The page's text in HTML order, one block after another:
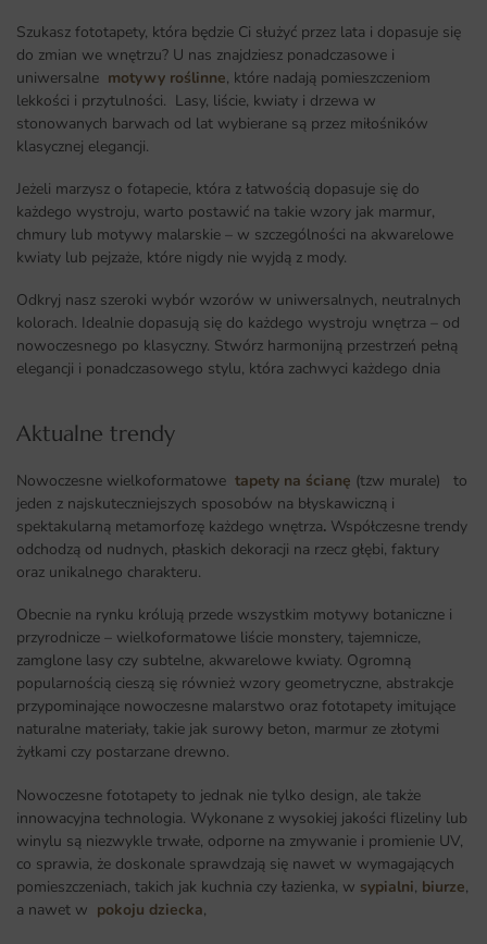
Szukasz fototapety, która będzie Ci służyć przez lata i dopasuje się
do zmian we wnętrzu? U nas znajdziesz ponadczasowe i
uniwersalne motywy roślinne, które nadają pomieszczeniom
lekkości i przytulności. Lasy, liście, kwiaty i drzewa w
stonowanych barwach od lat wybierane są przez miłośników
klasycznej elegancji.
Jeżeli marzysz o fotapecie, która z łatwością dopasuje się do
każdego wystroju, warto postawić na takie wzory jak marmur,
chmury lub motywy malarskie – w szczególności na akwarelowe
kwiaty lub pejzaże, które nigdy nie wyjdą z mody.
Odkryj nasz szeroki wybór wzorów w uniwersalnych, neutralnych
kolorach. Idealnie dopasują się do każdego wystroju wnętrza – od
nowoczesnego po klasyczny. Stwórz harmonijną przestrzeń pełną
elegancji i ponadczasowego stylu, która zachwyci każdego dnia
Aktualne trendy​
Nowoczesne wielkoformatowe tapety na ścianę (tzw murale) to
jeden z najskuteczniejszych sposobów na błyskawiczną i
spektakularną metamorfozę każdego wnętrza. Współczesne trendy
odchodzą od nudnych, płaskich dekoracji na rzecz głębi, faktury
oraz unikalnego charakteru.
Obecnie na rynku królują przede wszystkim motywy botaniczne i
przyrodnicze – wielkoformatowe liście monstery, tajemnicze,
zamglone lasy czy subtelne, akwarelowe kwiaty. Ogromną
popularnością cieszą się również wzory geometryczne, abstrakcje
przypominające nowoczesne malarstwo oraz fototapety imitujące
naturalne materiały, takie jak surowy beton, marmur ze złotymi
żyłkami czy postarzane drewno.
Nowoczesne fototapety to jednak nie tylko design, ale także
innowacyjna technologia. Wykonane z wysokiej jakości flizeliny lub
winylu są niezwykle trwałe, odporne na zmywanie i promienie UV,
co sprawia, że doskonale sprawdzają się nawet w wymagających
pomieszczeniach, takich jak kuchnia czy łazienka, w sypialni, biurze,
a nawet w pokoju dziecka,